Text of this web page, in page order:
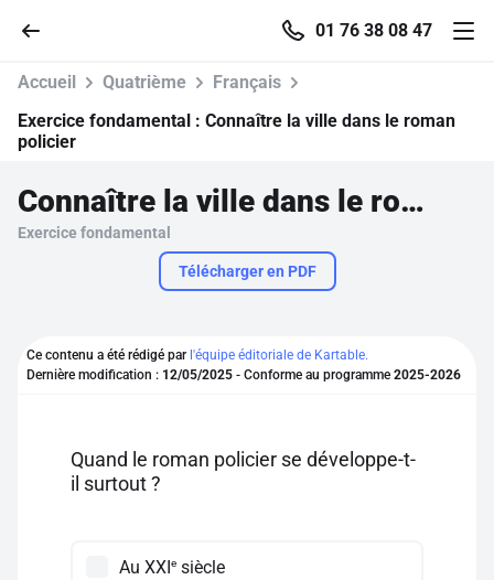
01 76 38 08 47
Parcourir
Se connecter
Pour profiter de 10 contenus offerts.
Accueil Quatrième
Français
Exercice fondamental : Connaître la ville dans le roman
policier
Connaître la ville dans le roman policier
Exercice fondamental
Télécharger en PDF
Ce contenu a été rédigé par l'équipe éditoriale de Kartable.
Dernière modification : 12/05/2025 - Conforme au programme 2025-2026
Quand le roman policier se développe-t-
il surtout ?
Au XXI e siècle